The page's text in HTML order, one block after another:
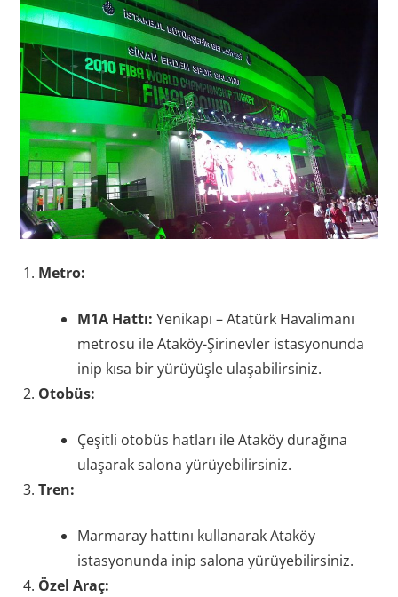
Metro:
M1A Hattı: Yenikapı – Atatürk Havalimanı
metrosu ile Ataköy-Şirinevler istasyonunda
inip kısa bir yürüyüşle ulaşabilirsiniz.
Otobüs:
Çeşitli otobüs hatları ile Ataköy durağına
ulaşarak salona yürüyebilirsiniz.
Tren:
Marmaray hattını kullanarak Ataköy
istasyonunda inip salona yürüyebilirsiniz.
Özel Araç: